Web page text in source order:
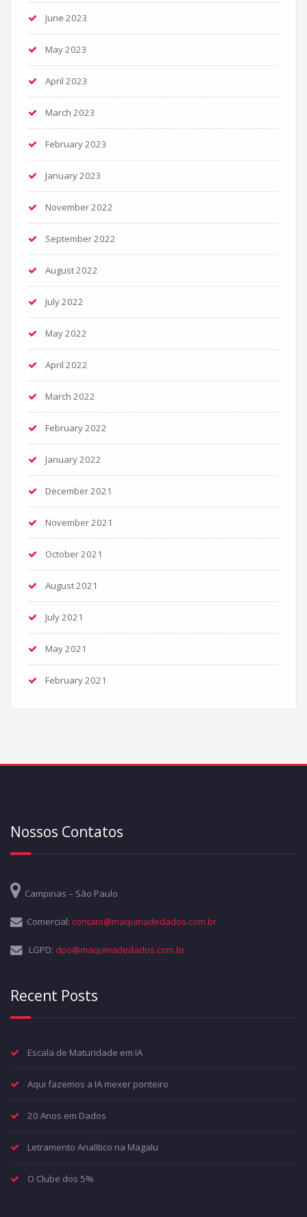
June 2023
May 2023
April 2023
March 2023
February 2023
January 2023
November 2022
September 2022
August 2022
July 2022
May 2022
April 2022
March 2022
February 2022
January 2022
December 2021
November 2021
October 2021
August 2021
July 2021
May 2021
February 2021
Nossos Contatos
Campinas – São Paulo
Comercial: contato@maquinadedados.com.br
LGPD: dpo@maquinadedados.com.br
Recent Posts
Escala de Maturidade em IA
Aqui fazemos a IA mexer ponteiro
20 Anos em Dados
Letramento Analítico na Magalu
O Clube dos 5%